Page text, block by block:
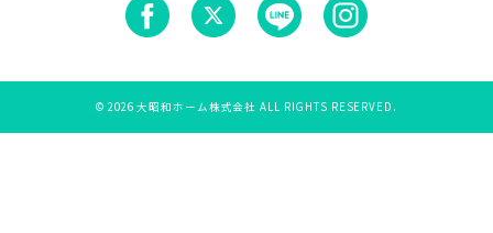
© 2026 大昭和ホーム株式会社 ALL RIGHTS RESERVED.